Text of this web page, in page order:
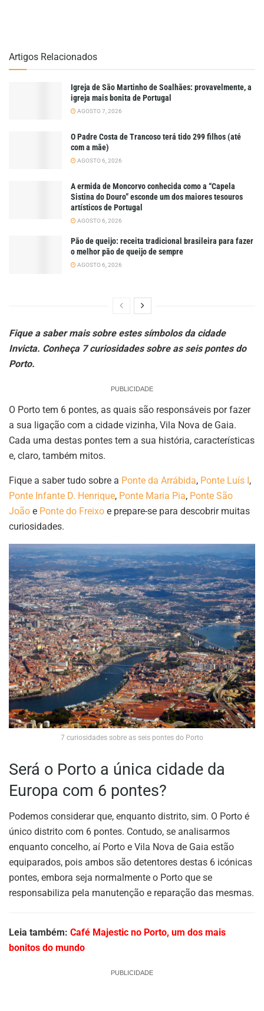
Artigos Relacionados
Igreja de São Martinho de Soalhães: provavelmente, a
igreja mais bonita de Portugal
AGOSTO 7, 2026
O Padre Costa de Trancoso terá tido 299 filhos (até
com a mãe)
AGOSTO 6, 2026
A ermida de Moncorvo conhecida como a “Capela
Sistina do Douro” esconde um dos maiores tesouros
artísticos de Portugal
AGOSTO 6, 2026
Pão de queijo: receita tradicional brasileira para fazer
o melhor pão de queijo de sempre
AGOSTO 6, 2026
Fique a saber mais sobre estes símbolos da cidade
Invicta. Conheça 7 curiosidades sobre as seis pontes do
Porto.
PUBLICIDADE
O Porto tem 6 pontes, as quais são responsáveis por fazer
a sua ligação com a cidade vizinha, Vila Nova de Gaia.
Cada uma destas pontes tem a sua história, características
e, claro, também mitos.
Fique a saber tudo sobre a Ponte da Arrábida, Ponte Luís I,
Ponte Infante D. Henrique, Ponte Maria Pia, Ponte São
João e Ponte do Freixo e prepare-se para descobrir muitas
curiosidades.
7 curiosidades sobre as seis pontes do Porto
Será o Porto a única cidade da
Europa com 6 pontes?
Podemos considerar que, enquanto distrito, sim. O Porto é
único distrito com 6 pontes. Contudo, se analisarmos
enquanto concelho, aí Porto e Vila Nova de Gaia estão
equiparados, pois ambos são detentores destas 6 icónicas
pontes, embora seja normalmente o Porto que se
responsabiliza pela manutenção e reparação das mesmas.
Leia também: Café Majestic no Porto, um dos mais
bonitos do mundo
PUBLICIDADE